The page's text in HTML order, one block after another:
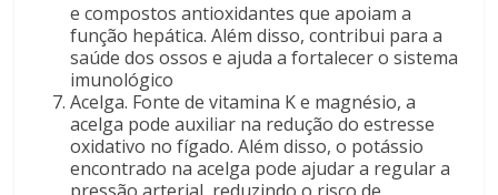
e compostos antioxidantes que apoiam a
função hepática. Além disso, contribui para a
saúde dos ossos e ajuda a fortalecer o sistema
imunológico
Acelga. Fonte de vitamina K e magnésio, a
acelga pode auxiliar na redução do estresse
oxidativo no fígado. Além disso, o potássio
encontrado na acelga pode ajudar a regular a